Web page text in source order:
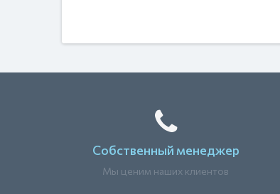
Собственный менеджер
Мы ценим наших клиентов